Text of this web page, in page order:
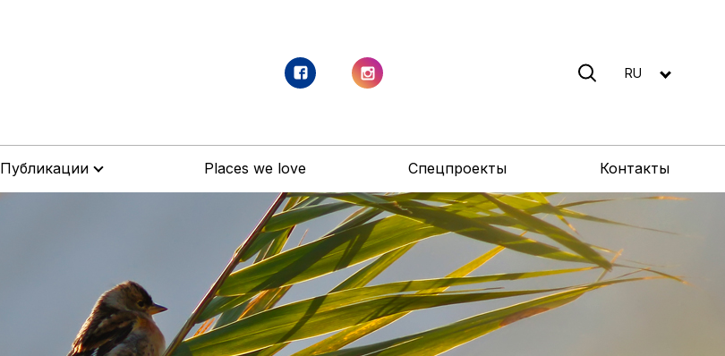
RU
Публикации Places we love Спецпроекты Контакты